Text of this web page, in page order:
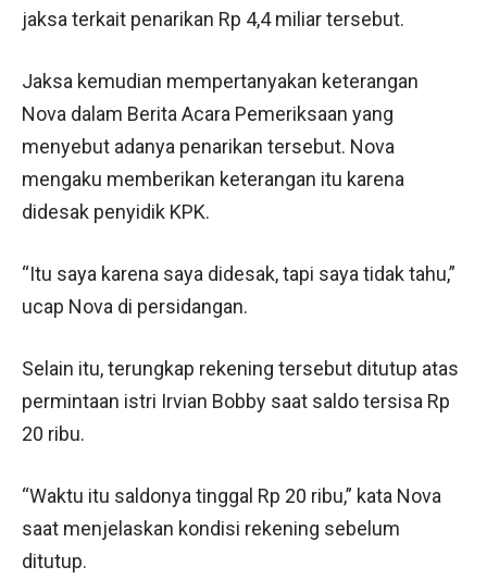
jaksa terkait penarikan Rp 4,4 miliar tersebut.
Jaksa kemudian mempertanyakan keterangan
Nova dalam Berita Acara Pemeriksaan yang
menyebut adanya penarikan tersebut. Nova
mengaku memberikan keterangan itu karena
didesak penyidik KPK.
“Itu saya karena saya didesak, tapi saya tidak tahu,”
ucap Nova di persidangan.
Selain itu, terungkap rekening tersebut ditutup atas
permintaan istri Irvian Bobby saat saldo tersisa Rp
20 ribu.
“Waktu itu saldonya tinggal Rp 20 ribu,” kata Nova
saat menjelaskan kondisi rekening sebelum
ditutup.